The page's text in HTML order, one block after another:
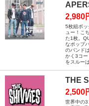
2,980
5枚組ボッ
ュー！こ
た1枚。
なポップ
のバンド
かく3コー
をスルー
THE
2,500
世界中の3